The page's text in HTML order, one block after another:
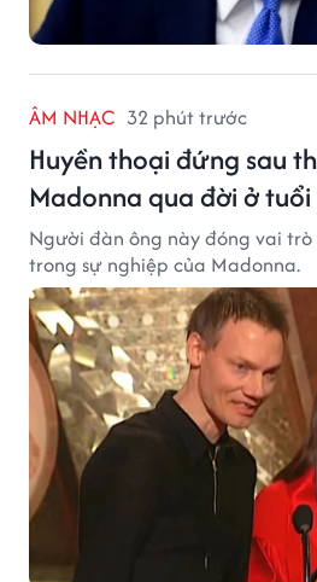
ÂM NHẠC 32 phút trước
Huyền thoại đứng sau
Madonna qua đời ở
Người đàn ông này đóng vai
trong sự nghiệp của Madonna.